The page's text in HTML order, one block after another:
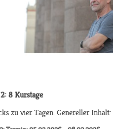
8 Kurstage
zu vier Tagen. Genereller Inhalt: